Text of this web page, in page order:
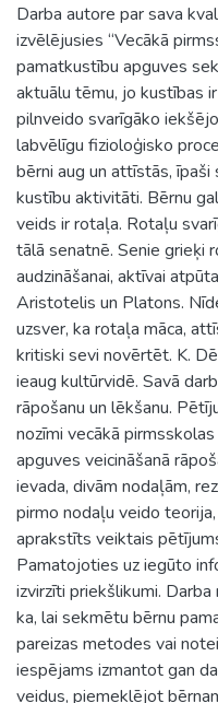
Darba autore par sava
izvēlējusies “Vecākā
pamatkustību apguves
aktuālu tēmu, jo kustības
pilnveido svarīgāko
labvēlīgu fizioloģisko
bērni aug un attīstās,
kustību aktivitāti. Bērnu
veids ir rotaļa. Rotaļu
tālā senatnē. Senie grieķi
audzināšanai, aktīvai
Aristotelis un Platons.
uzsver, ka rotaļa māca,
kritiski sevi novērtēt. K.
ieaug kultūrvidē. Savā
rāpošanu un lēkšanu.
nozīmi vecākā
apguves veicināšanā
ievada, divām nodaļām,
pirmo nodaļu veido
aprakstīts veiktais
Pamatojoties uz iegūto
izvirzīti priekšlikumi.
ka, lai sekmētu bērnu
pareizas metodes vai
iespējams izmantot gan
veidus, piemeklējot